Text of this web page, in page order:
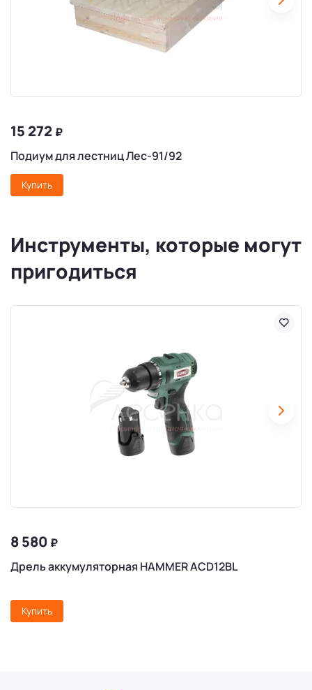
15 272 ₽
Подиум для лестниц Лес-91/92
Купить
Инструменты, которые могут
пригодиться
8 580 ₽
Дрель аккумуляторная HAMMER ACD12BL
Купить